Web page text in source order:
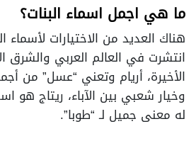
ما هي اجمل اسماء البنات؟
هناك العديد من الاختيارات لأسماء
انتشرت في العالم العربي
الأخيرة، أريام وتعني “عسل” من
وخيار شعبي بين الآباء، ريتاج
له معنى جميل لـ “طوبا”.